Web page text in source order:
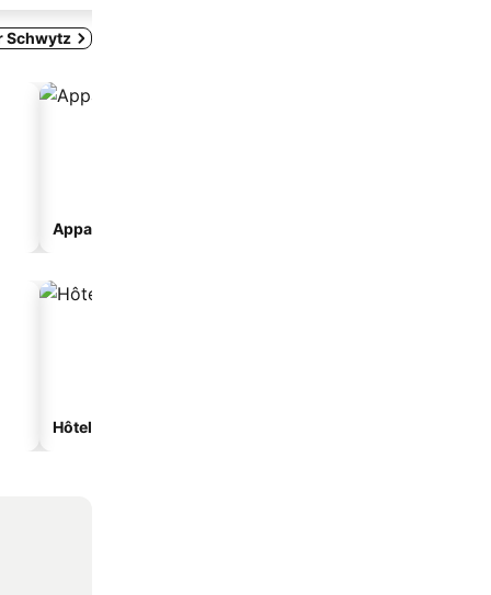
Schwytz
Appart’hôtel
Hôtels spa